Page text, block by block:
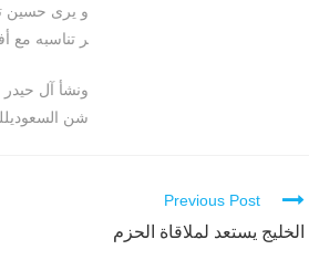
و يرى حسين
ر تناسبه مع
شن
Continue
Reading
Previous Post
الخليج يستعد لملاقاة الحزم